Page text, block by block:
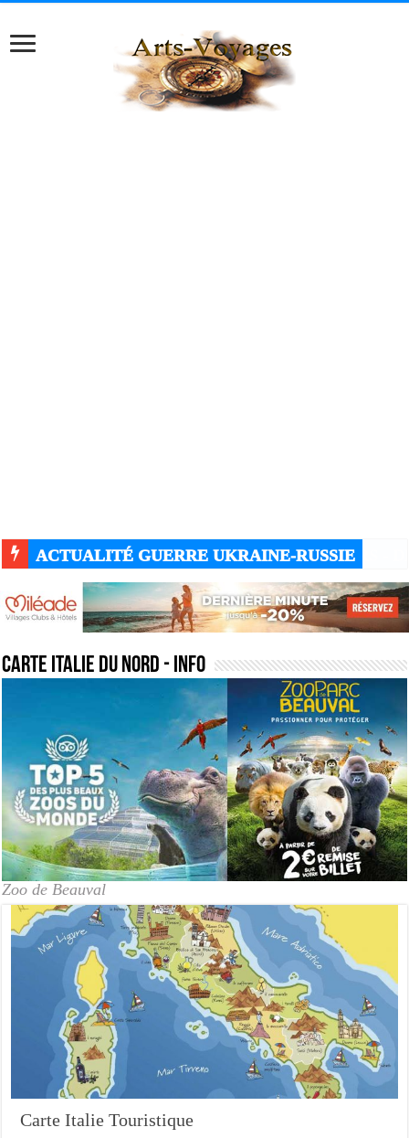
ACTUALITÉ GUERRE UKRAINE-RUSSIE
carte italie du nord - Info
Zoo de Beauval
Carte Italie Touristique